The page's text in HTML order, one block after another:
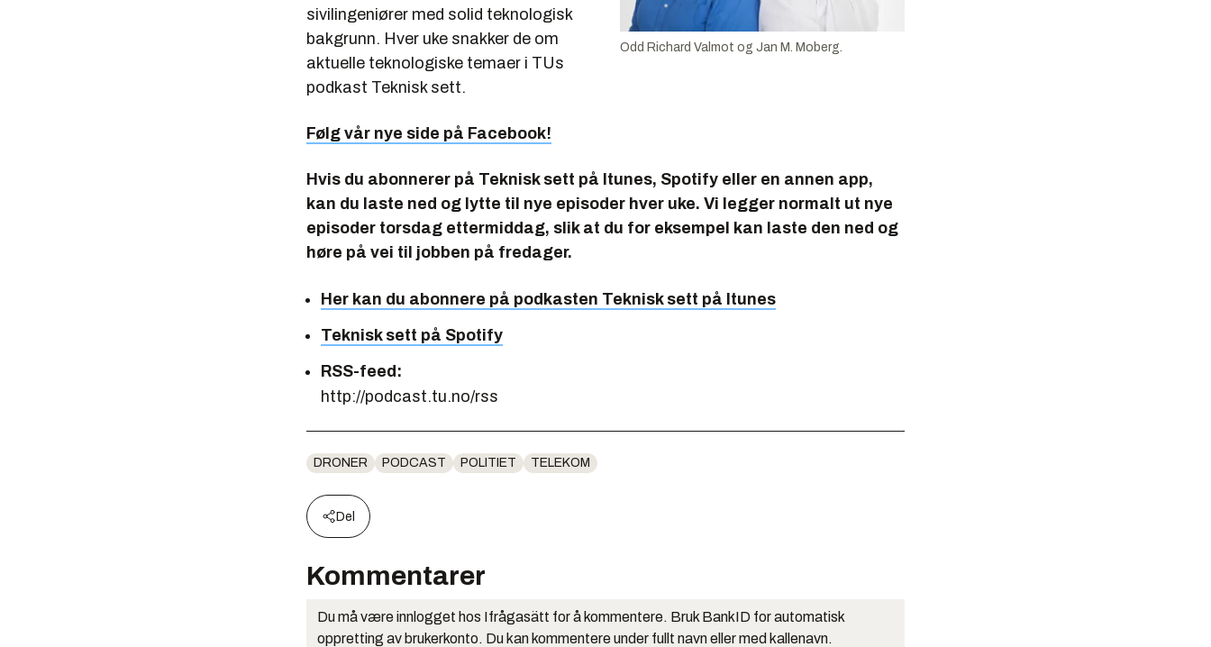
Odd Richard Valmot og Jan M. Moberg.
sivilingeniører med solid teknologisk
bakgrunn. Hver uke snakker de om
aktuelle teknologiske temaer i TUs
podkast Teknisk sett.
Følg vår nye side på Facebook!
Hvis du abonnerer på Teknisk sett på Itunes, Spotify eller en annen app,
kan du laste ned og lytte til nye episoder hver uke. Vi legger normalt ut nye
episoder torsdag ettermiddag, slik at du for eksempel kan laste den ned og
høre på vei til jobben på fredager.
Her kan du abonnere på podkasten Teknisk sett på Itunes
Teknisk sett på Spotify
RSS-feed:
http://podcast.tu.no/rss
DRONER PODCAST POLITIET TELEKOM
Del
Kommentarer
Du må være innlogget hos Ifrågasätt for å kommentere. Bruk BankID for automatisk
oppretting av brukerkonto. Du kan kommentere under fullt navn eller med kallenavn.